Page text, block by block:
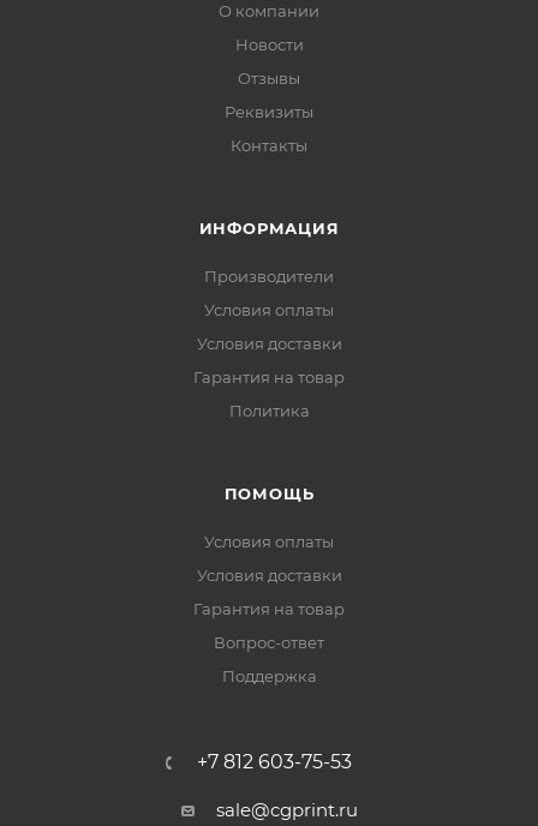
О компании
Новости
Отзывы
Реквизиты
Контакты
ИНФОРМАЦИЯ
Производители
Условия оплаты
Условия доставки
Гарантия на товар
Политика
ПОМОЩЬ
Условия оплаты
Условия доставки
Гарантия на товар
Вопрос-ответ
Поддержка
+7 812 603-75-53
sale@cgprint.ru